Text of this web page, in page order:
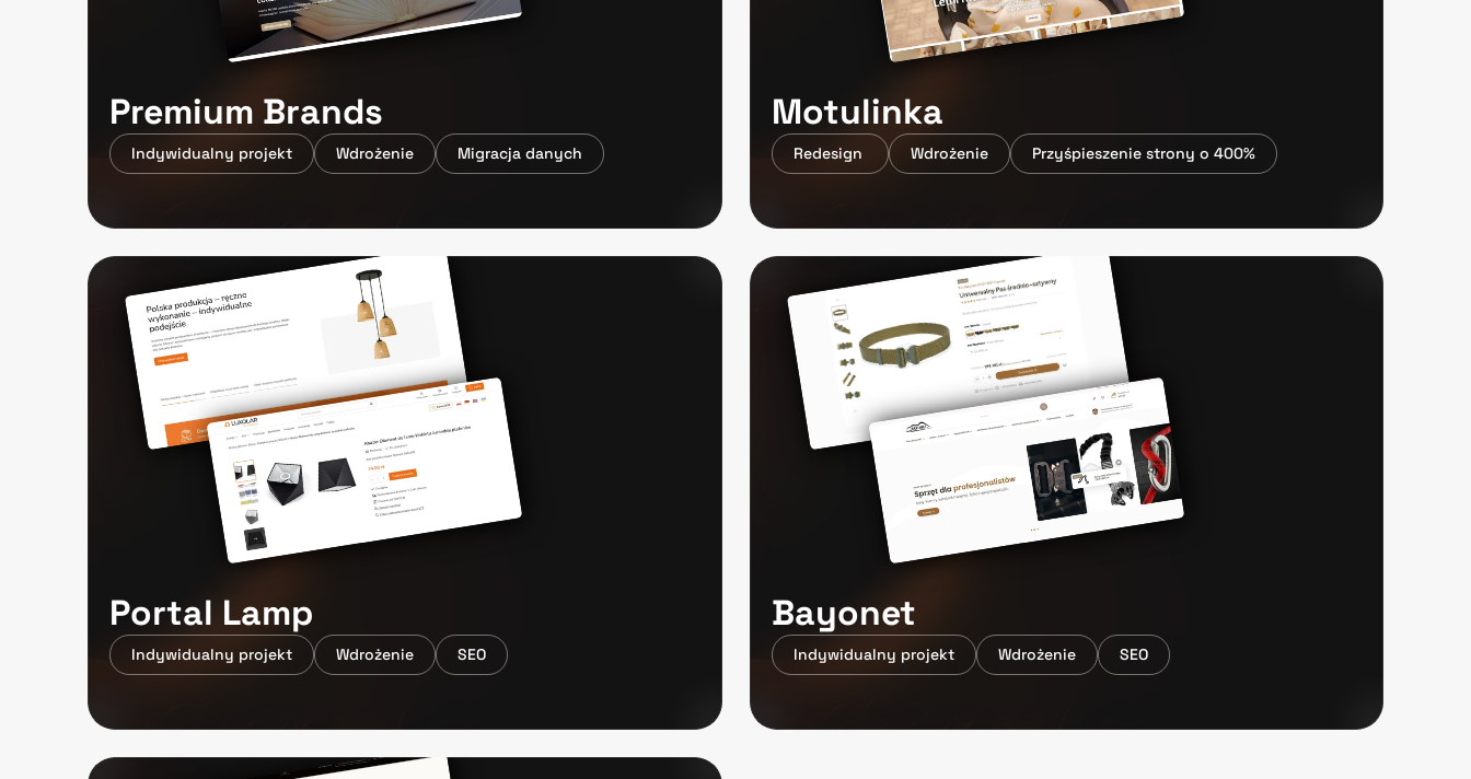
Premium Brands
Indywidualny projekt Wdrożenie Migracja danych
Motulinka
Redesign Wdrożenie Przyśpieszenie strony o 400%
Portal Lamp
Indywidualny projekt Wdrożenie SEO
Bayonet
Indywidualny projekt Wdrożenie SEO